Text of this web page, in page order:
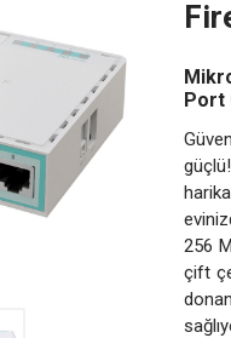
Port
256
çift